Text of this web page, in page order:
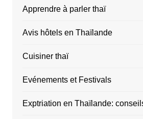
Apprendre à parler thaï
Avis hôtels en Thaïlande
Cuisiner thaï
Evénements et Festivals
Exptriation en Thaïlande: